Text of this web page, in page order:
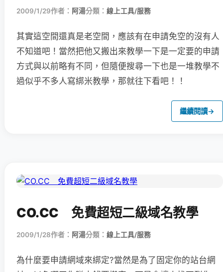
2009/1/29作者： 阿湯分類： 線上工具/服務
其實這空間還真是老空間，應該有在申請免空的沒有人
不知道吧！當然把他又搬出來教學一下是一定要的申請
方式與以前略有不同，但隨便搜尋一下也是一堆教學不
過似乎不多人寫綁米教學，那就往下看吧！！
繼續閱讀→
CO.CC 免費超短二級域名教學
2009/1/28作者： 阿湯分類： 線上工具/服務
為什麼要申請網域來綁定?當然是為了固定你的站台網